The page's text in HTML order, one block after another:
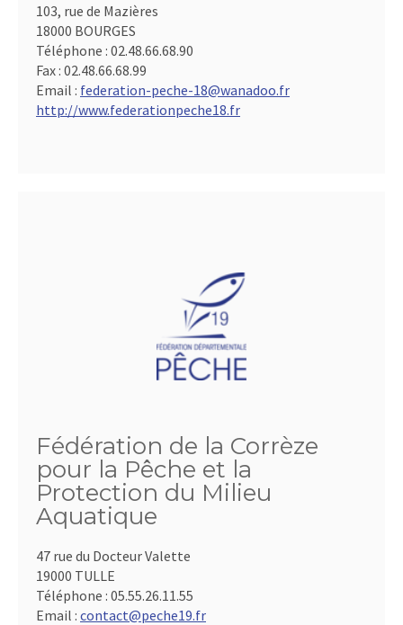
103, rue de Mazières
18000 BOURGES
Téléphone : 02.48.66.68.90
Fax : 02.48.66.68.99
Email : federation-peche-18@wanadoo.fr
http://www.federationpeche18.fr
Fédération de la Corrèze
pour la Pêche et la
Protection du Milieu
Aquatique
47 rue du Docteur Valette
19000 TULLE
Téléphone : 05.55.26.11.55
Email : contact@peche19.fr